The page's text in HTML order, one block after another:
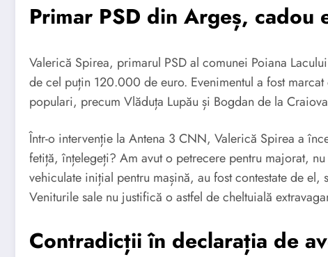
Primar PSD din Argeș, cadou
Valerică Spirea, primarul PSD al comunei Poiana
de cel puțin 120.000 de euro. Evenimentul a fost
populari, precum Vlăduța Lupău și Bogdan de la
Într-o intervenție la Antena 3 CNN, Valerică Spirea a
fetiță, înțelegeți? Am avut o petrecere pentru majorat,
vehiculate inițial pentru mașină, au fost contestate de
Veniturile sale nu justifică o astfel de cheltuială
Contradicții în declarația de